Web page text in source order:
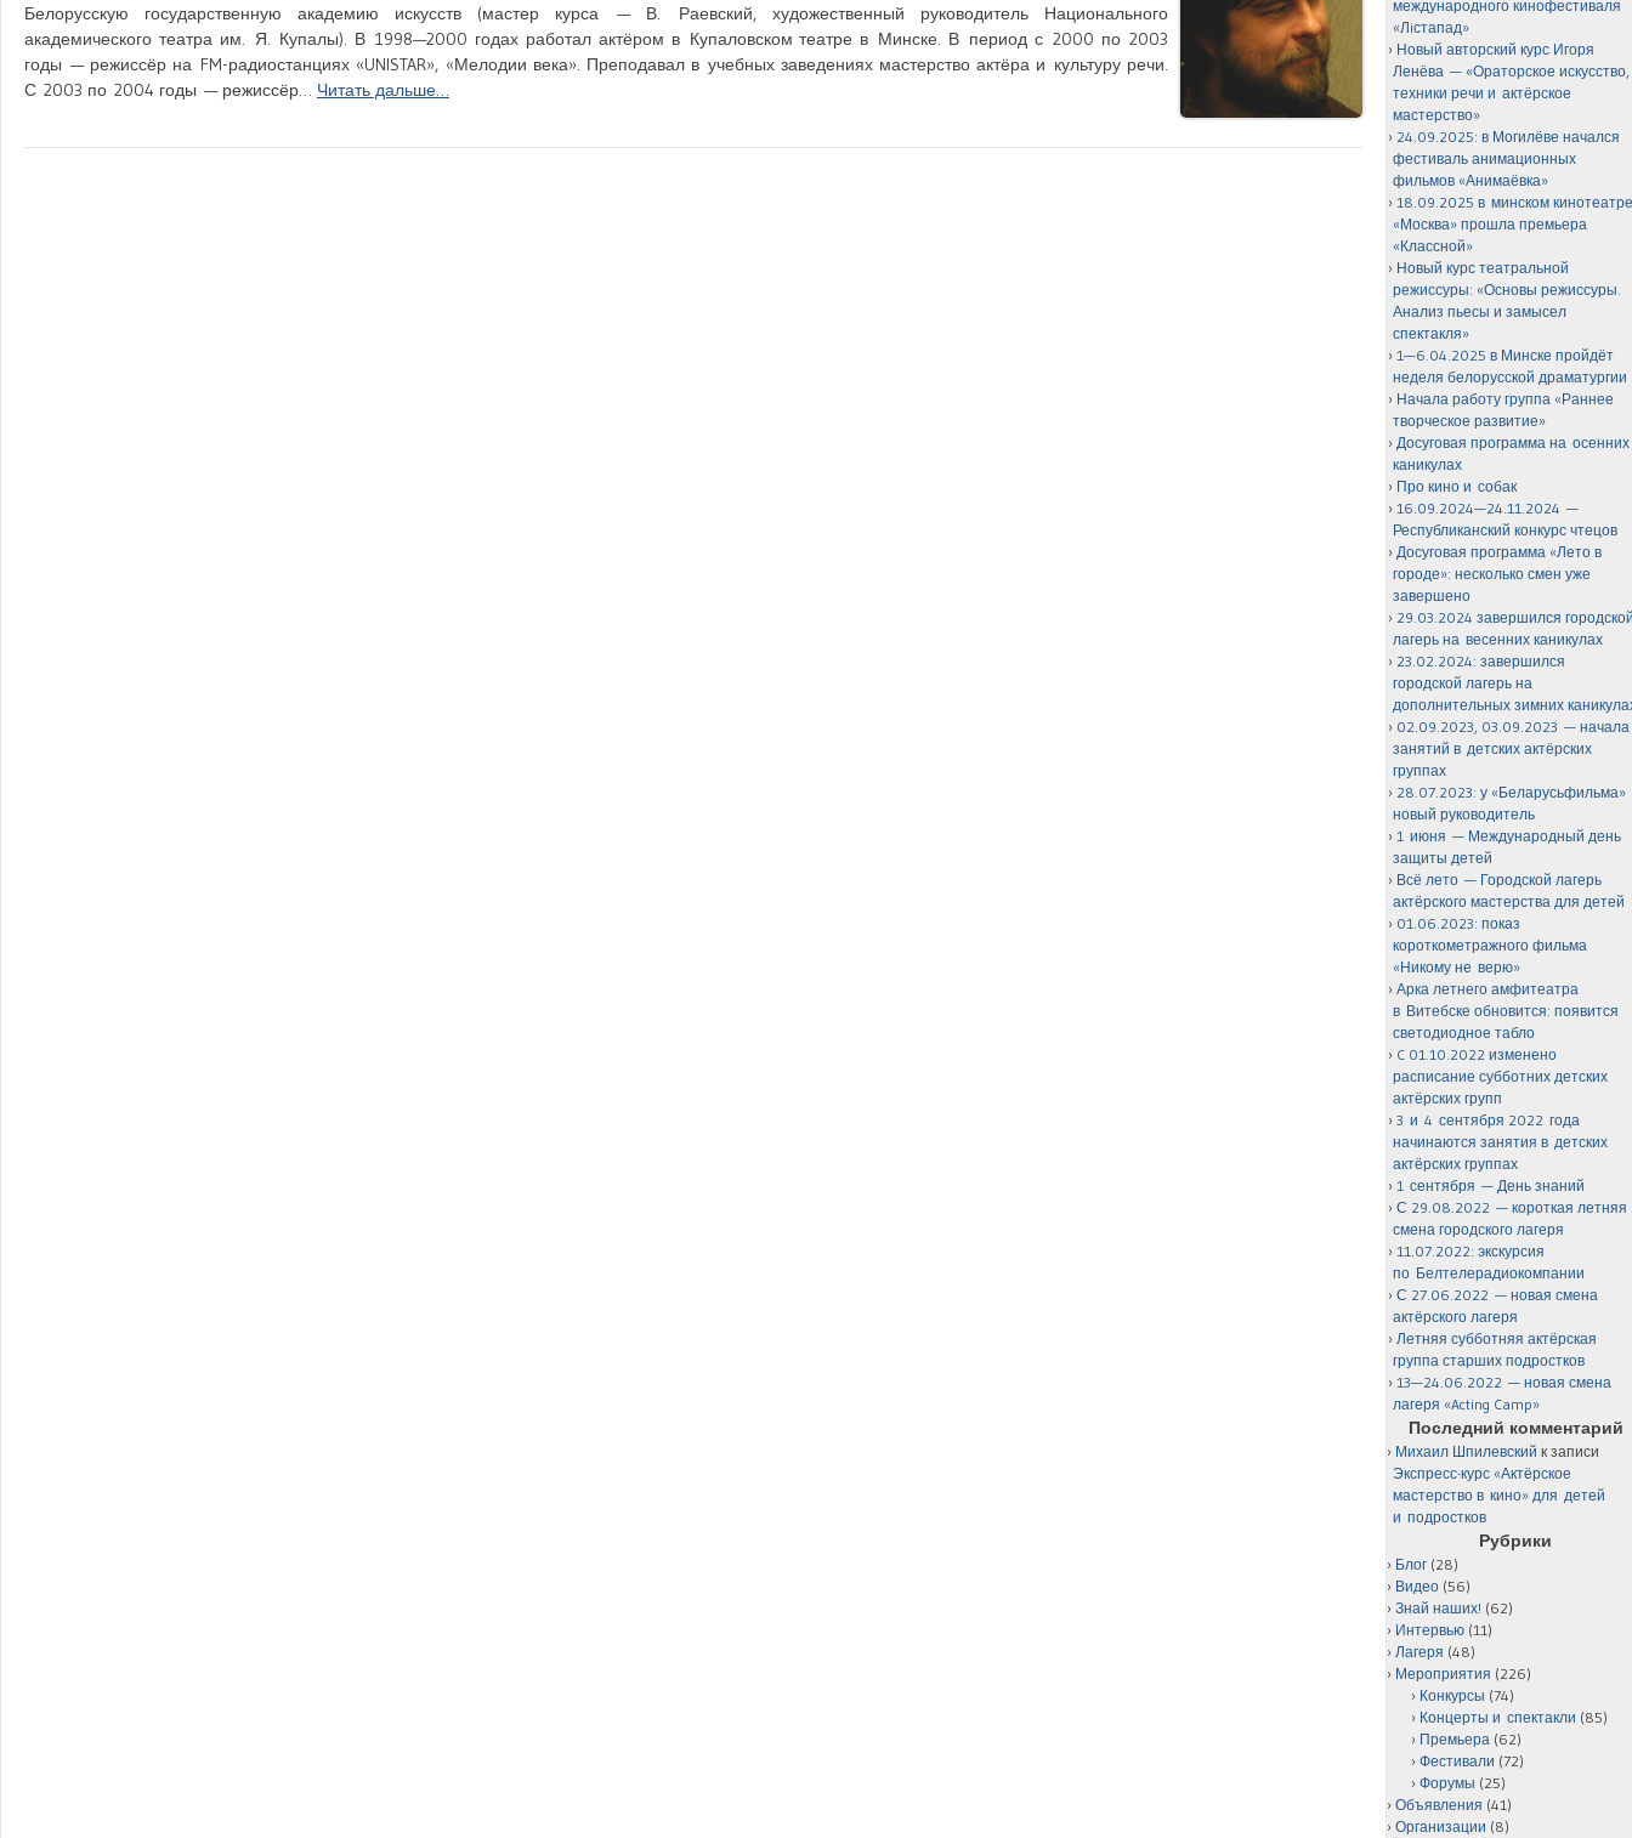
Белорусскую государственную академию искусств (мастер курса — В. Раевский, художественный руководитель Национального
академического театра им. Я. Купалы). В 1998—2000 годах работал актёром в Купаловском театре в Минске. В период с 2000 по 2003
годы — режиссёр на FM-радиостанциях «UNISTAR», «Мелодии века». Преподавал в учебных заведениях мастерство актёра и культуру речи.
С 2003 по 2004 годы — режиссёр… Читать дальше…
международного кинофестиваля
«Лiстапад»
Новый авторский курс Игоря
Ленёва — «Ораторское искусство,
техники речи и актёрское
мастерство»
24.09.2025: в Могилёве начался
фестиваль анимационных
фильмов «Анимаёвка»
18.09.2025 в минском
«Москва» прошла премьера
«Классной»
Новый курс театральной
режиссуры: «Основы режиссуры.
Анализ пьесы и замысел
спектакля»
1—6.04.2025 в Минске пройдёт
неделя белорусской драматургии
Начала работу группа «Раннее
творческое развитие»
Досуговая программа на осенних
каникулах
Про кино и собак
16.09.2024—24.11.2024 —
Республиканский конкурс чтецов
Досуговая программа «Лето в
городе»: несколько смен уже
завершено
29.03.2024 завершился
лагерь на весенних каникулах
23.02.2024: завершился
городской лагерь на
дополнительных зимних
02.09.2023, 03.09.2023 — начала
занятий в детских актёрских
группах
28.07.2023: у «Беларусьфильма»
новый руководитель
1 июня — Международный день
защиты детей
Всё лето — Городской лагерь
актёрского мастерства для детей
01.06.2023: показ
короткометражного фильма
«Никому не верю»
Арка летнего амфитеатра
в Витебске обновится: появится
светодиодное табло
C 01.10.2022 изменено
расписание субботних детских
актёрских групп
3 и 4 сентября 2022 года
начинаются занятия в детских
актёрских группах
1 сентября — День знаний
С 29.08.2022 — короткая летняя
смена городского лагеря
11.07.2022: экскурсия
по Белтелерадиокомпании
С 27.06.2022 — новая смена
актёрского лагеря
Летняя субботняя актёрская
группа старших подростков
13—24.06.2022 — новая смена
лагеря «Acting Camp»
Последний комментарий
Михаил Шпилевский к записи
Экспресс-курс «Актёрское
мастерство в кино» для детей
и подростков
Рубрики
Блог (28)
Видео (56)
Знай наших! (62)
Интервью (11)
Лагеря (48)
Мероприятия (226)
Конкурсы (74)
Концерты и спектакли (85)
Премьера (62)
Фестивали (72)
Форумы (25)
Объявления (41)
Организации (8)